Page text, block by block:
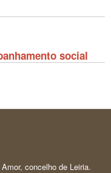
social
concelho de Leiria.